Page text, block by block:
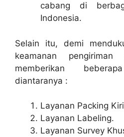
cabang di
Indonesia.
Selain itu, demi
keamanan
memberikan
diantaranya :
Layanan Packing
Layanan Labeling.
Layanan Survey